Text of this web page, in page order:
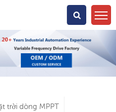
Kiếm Cái Gì?
trời dòng MPPT